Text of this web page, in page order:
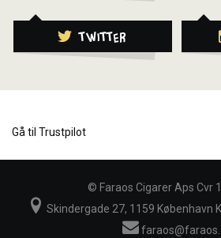
Twitter
Gå til Trustpilot
© Faraos Cigarer Aps Cvr
Skindergade 27, 1159 København K